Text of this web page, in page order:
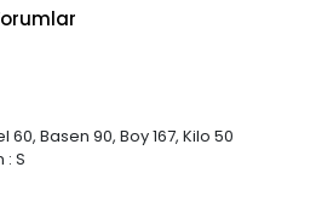
Basen 90, Boy 167, Kilo 50
S